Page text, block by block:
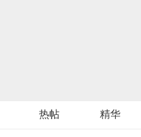
热帖 精华